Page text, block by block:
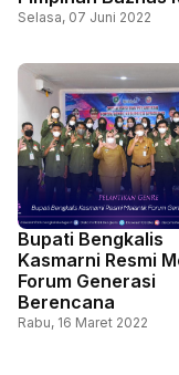
Selasa, 07 Juni 2022
Bupati Bengkalis
Kasmarni Resmi
Forum Generasi
Berencana
Rabu, 16 Maret 2022